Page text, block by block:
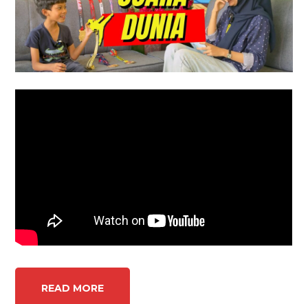
READ MORE